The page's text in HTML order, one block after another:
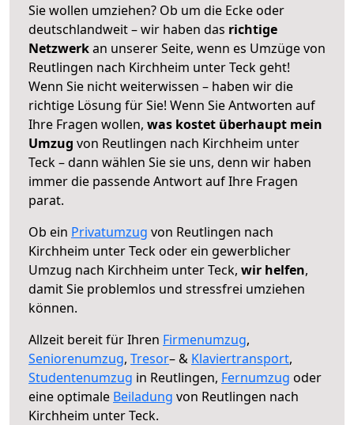
Sie wollen umziehen? Ob um die Ecke oder
deutschlandweit – wir haben das richtige
Netzwerkan unserer Seite, wenn es Umzüge von
Reutlingen nach Kirchheim unter Teck geht!
Wenn Sie nicht weiterwissen – haben wir die
richtige Lösung für Sie! Wenn Sie Antworten auf
Ihre Fragen wollen, was kostet überhaupt mein
Umzug von Reutlingen nach Kirchheim unter
Teck – dann wählen Sie sie uns, denn wir haben
immer die passende Antwort auf Ihre Fragen
parat.
Ob ein Privatumzug von Reutlingen nach
Kirchheim unter Teck oder ein gewerblicher
Umzug nach Kirchheim unter Teck, wir helfen,
damit Sie problemlos und stressfrei umziehen
können.
Allzeit bereit für Ihren Firmenumzug,
Seniorenumzug, Tresor– & Klaviertransport,
Studentenumzug in Reutlingen, Fernumzug oder
eine optimale Beiladung von Reutlingen nach
Kirchheim unter Teck.